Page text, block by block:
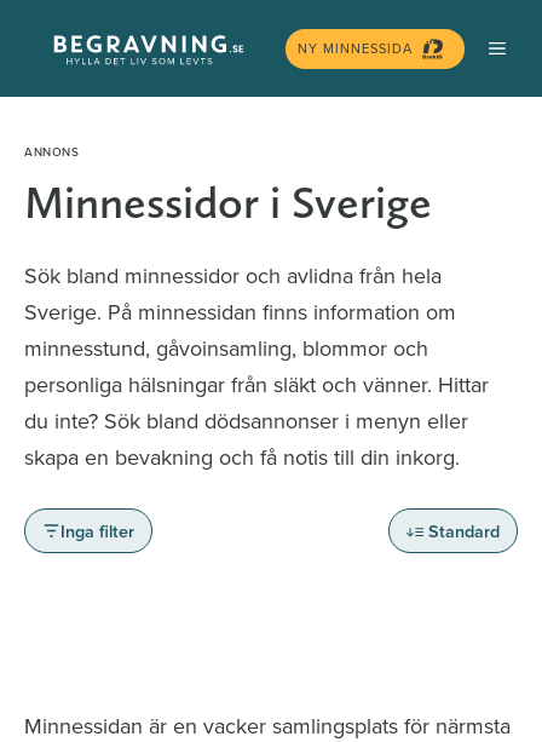
innehåll
NY MINNESSIDA
Minnessidor i Sverige
Sök bland minnessidor och avlidna från hela
Sverige. På minnessidan finns information om
minnesstund, gåvoinsamling, blommor och
personliga hälsningar från släkt och vänner. Hittar
du inte? Sök bland dödsannonser i menyn eller
skapa en bevakning och få notis till din inkorg.
Inga filter Standard
Minnessidan är en vacker samlingsplats för närmsta